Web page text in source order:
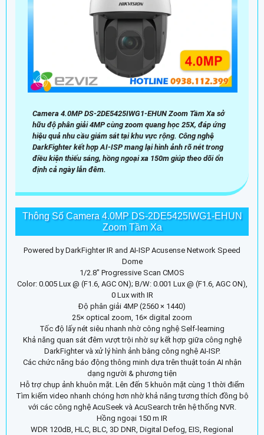
Camera 4.0MP DS-2DE5425IWG1-EHUN Zoom Tầm Xa sở
hữu độ phân giải 4MP cùng zoom quang học 25X, đáp ứng
hiệu quả nhu cầu giám sát tại khu vực rộng. Công nghệ
DarkFighter kết hợp AI-ISP mang lại hình ảnh rõ nét trong
điều kiện thiếu sáng, hồng ngoại xa 150m giúp theo dõi ổn
định cả ngày lẫn đêm.
Thông Số Camera 4.0MP DS-2DE5425IWG1-EHUN
Zoom Tầm Xa
Powered by DarkFighter IR and AI-ISP Acusense Network Speed
Dome
1/2.8" Progressive Scan CMOS
Color: 0.005 Lux @ (F1.6, AGC ON); B/W: 0.001 Lux @ (F1.6, AGC ON),
0 Lux with IR
Độ phân giải 4MP (2560 × 1440)
25× optical zoom, 16× digital zoom
Tốc độ lấy nét siêu nhanh nhờ công nghệ Self-learning
Khả năng quan sát đêm vượt trội nhờ sự kết hợp giữa công nghệ
DarkFighter và xử lý hình ảnh bằng công nghệ AI-ISP.
Các chức năng báo động thông minh dựa trên thuật toán AI nhận
dạng người & phương tiện
Hỗ trợ chụp ảnh khuôn mặt. Lên đến 5 khuôn mặt cùng 1 thời điểm
Tìm kiếm video nhanh chóng hơn nhờ khả năng tương thích đồng bộ
với các công nghệ AcuSeek và AcuSearch trên hệ thống NVR.
Hồng ngoại 150 m IR
WDR 120dB, HLC, BLC, 3D DNR, Digital Defog, EIS, Regional